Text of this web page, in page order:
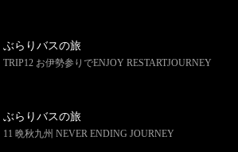
ぶらりバスの旅
TRIP12 お伊勢参りでENJOY RESTARTJOURNEY
ぶらりバスの旅
11 晩秋九州 NEVER ENDING JOURNEY